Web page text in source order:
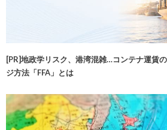
[PR]地政学リスク、港湾混雑…コンテナ運賃
ジ方法「FFA」とは